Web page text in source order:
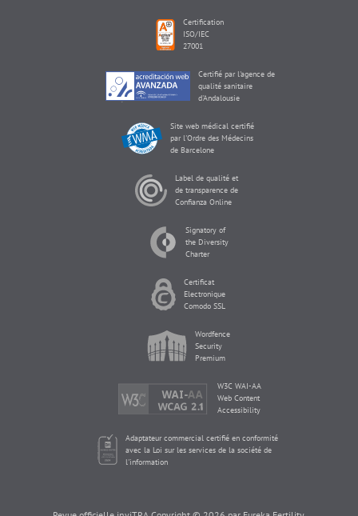
Certification
ISO/IEC
27001
Certifié par l'agence de
qualité sanitaire
d'Andalousie
Site web médical certifié
par l'Ordre des Médecins
de Barcelone
Label de qualité et
de transparence de
Confianza Online
Signatory of
the Diversity
Charter
Certificat
Electronique
Comodo SSL
Wordfence
Security
Premium
W3C WAI-AA
Web Content
Accessibility
Adaptateur commercial certifié en conformité
avec la Loi sur les services de la société de
l'information